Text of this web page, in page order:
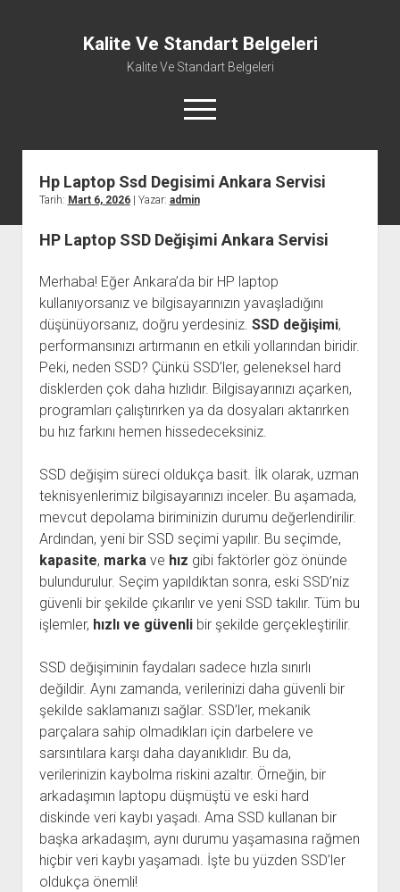
Kalite Ve Standart Belgeleri
Kalite Ve Standart Belgeleri
menüyü
aç
Hp Laptop Ssd Degisimi Ankara Servisi
Tarih: Mart 6, 2026| Yazar: admin
HP Laptop SSD Değişimi Ankara Servisi
Merhaba! Eğer Ankara’da bir HP laptop
kullanıyorsanız ve bilgisayarınızın yavaşladığını
düşünüyorsanız, doğru yerdesiniz. SSD değişimi,
performansınızı artırmanın en etkili yollarından biridir.
Peki, neden SSD? Çünkü SSD’ler, geleneksel hard
disklerden çok daha hızlıdır. Bilgisayarınızı açarken,
programları çalıştırırken ya da dosyaları aktarırken
bu hız farkını hemen hissedeceksiniz.
SSD değişim süreci oldukça basit. İlk olarak, uzman
teknisyenlerimiz bilgisayarınızı inceler. Bu aşamada,
mevcut depolama biriminizin durumu değerlendirilir.
Ardından, yeni bir SSD seçimi yapılır. Bu seçimde,
kapasite, markave hız gibi faktörler göz önünde
bulundurulur. Seçim yapıldıktan sonra, eski SSD’niz
güvenli bir şekilde çıkarılır ve yeni SSD takılır. Tüm bu
işlemler, hızlı ve güvenlibir şekilde gerçekleştirilir.
SSD değişiminin faydaları sadece hızla sınırlı
değildir. Aynı zamanda, verilerinizi daha güvenli bir
şekilde saklamanızı sağlar. SSD’ler, mekanik
parçalara sahip olmadıkları için darbelere ve
sarsıntılara karşı daha dayanıklıdır. Bu da,
verilerinizin kaybolma riskini azaltır. Örneğin, bir
arkadaşımın laptopu düşmüştü ve eski hard
diskinde veri kaybı yaşadı. Ama SSD kullanan bir
başka arkadaşım, aynı durumu yaşamasına rağmen
hiçbir veri kaybı yaşamadı. İşte bu yüzden SSD’ler
oldukça önemli!